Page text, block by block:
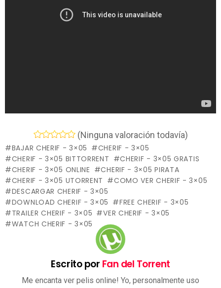
(Ninguna valoración todavía)
BAJAR CHERIF - 3×05
CHERIF - 3×05
CHERIF - 3×05 BITTORRENT
CHERIF - 3×05 GRATIS
CHERIF - 3×05 ONLINE
CHERIF - 3×05 PIRATA
CHERIF - 3×05 UTORRENT
COMO VER CHERIF - 3×05
DESCARGAR CHERIF - 3×05
DOWNLOAD CHERIF - 3×05
FREE CHERIF - 3×05
TRAILER CHERIF - 3×05
VER CHERIF - 3×05
WATCH CHERIF - 3×05
Escrito por Fan del Torrent
Me encanta ver pelis online! Yo, personalmente uso